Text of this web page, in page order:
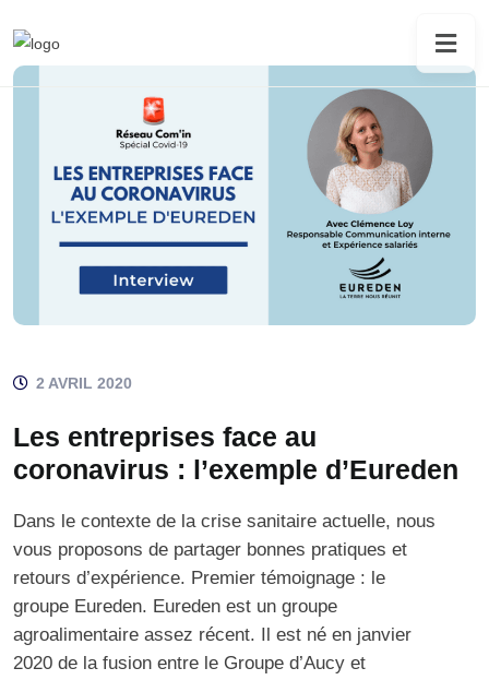
2 AVRIL 2020
Les entreprises face au
coronavirus : l’exemple d’Eureden
Dans le contexte de la crise sanitaire actuelle, nous
vous proposons de partager bonnes pratiques et
retours d’expérience. Premier témoignage : le
groupe Eureden. Eureden est un groupe
agroalimentaire assez récent. Il est né en janvier
2020 de la fusion entre le Groupe d’Aucy et